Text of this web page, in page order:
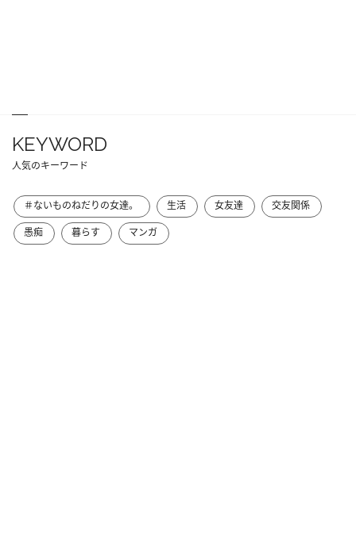
KEYWORD
人気のキーワード
＃ないものねだりの女達。 生活 女友達
交友関係
愚痴
暮らす マンガ